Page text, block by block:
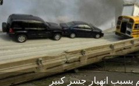
انهيار جسر كبير